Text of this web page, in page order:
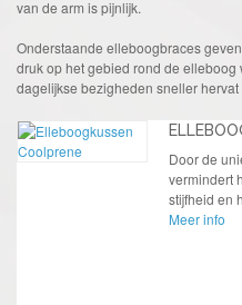
van de arm is pijnlijk.
Onderstaande elleboogbraces
druk op het gebied rond de
dagelijkse bezigheden sneller
Door de
vermindert
stijfheid en
Meer info